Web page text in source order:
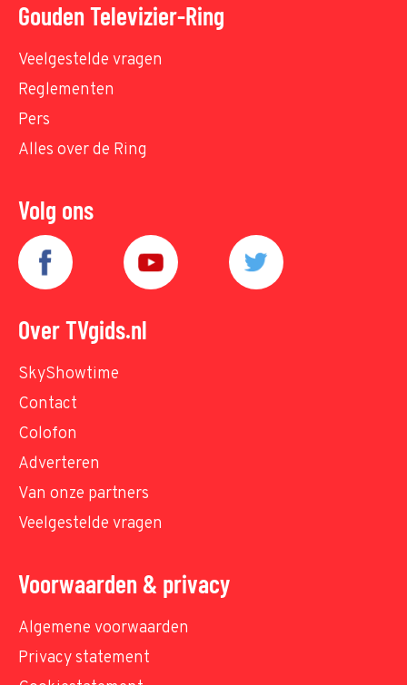
Gouden Televizier-Ring
Veelgestelde vragen
Reglementen
Pers
Alles over de Ring
Volg ons
Over TVgids.nl
SkyShowtime
Contact
Colofon
Adverteren
Van onze partners
Veelgestelde vragen
Voorwaarden & privacy
Algemene voorwaarden
Privacy statement